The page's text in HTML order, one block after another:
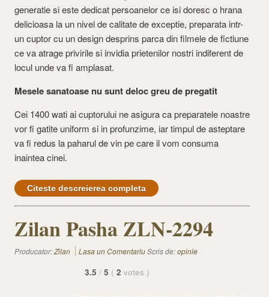
generatie si este dedicat persoanelor ce isi doresc o hrana
delicioasa la un nivel de calitate de exceptie, preparata intr-
un cuptor cu un design desprins parca din filmele de fictiune
ce va atrage privirile si invidia prietenilor nostri indiferent de
locul unde va fi amplasat.
Mesele sanatoase nu sunt deloc greu de pregatit
Cei 1400 wati ai cuptorului ne asigura ca preparatele noastre
vor fi gatite uniform si in profunzime, iar timpul de asteptare
va fi redus la paharul de vin pe care il vom consuma
inaintea cinei.
Citeste descreierea completa
Zilan Pasha ZLN-2294
Producator:Zilan Lasa un ComentariuScris de:opinie
3.5 / 5 ( 2 votes )